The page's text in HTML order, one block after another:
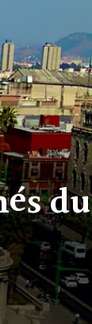
du